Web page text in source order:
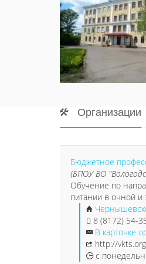
Организации
Бюджетное
(БПОУ ВО
Обучение по
питании в очной и
8 (8172) 54-
В карточке
http://
с